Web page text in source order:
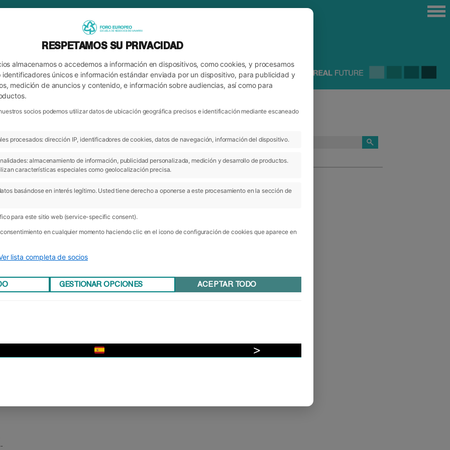
ARCHIVO CATEGORÍAS
RESPETAMOS SU PRIVACIDAD
almacenamos o accedemos a información en dispositivos, como cookies, y procesamos
únicos e información estándar enviada por un dispositivo, para publicidad y
medición de anuncios y contenido, e información sobre audiencias, así como para
socios podemos utilizar datos de ubicación geográfica precisos e identificación mediante escaneado
procesados: dirección IP, identificadores de cookies, datos de navegación, información del dispositivo.
almacenamiento de información, publicidad personalizada, medición y desarrollo de productos.
características especiales como geolocalización precisa.
basándose en interés legítimo. Usted tiene derecho a oponerse a este procesamiento en la sección de
para este sitio web (service-specific consent).
en cualquier momento haciendo clic en el icono de configuración de cookies que aparece en
lista completa de socios
GESTIONAR OPCIONES ACEPTAR TODO